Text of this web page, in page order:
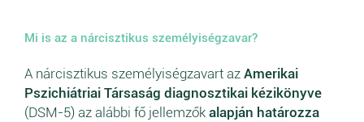
Mi is az a nárcisztikus személyiségzavar?
A nárcisztikus személyiségzavart az Amerikai
Pszichiátriai Társaság diagnosztikai kézikönyve
(DSM-5) az alábbi fő jellemzők alapján határozza